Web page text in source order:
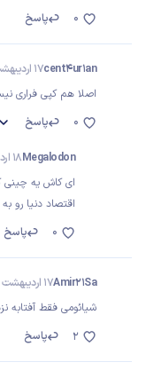
پاسخ
0
cent4ur1an17 اردیبهشت 1405
اصلا هم کپی فراری
پاسخ
0
Megalodon18 اردیبهشت 1405
ای کاش یه چینی
اقتصاد دنیا رو به
پاسخ
0
Amir21Sa17 اردیبهشت 1405
شیائومی فقط آفتابه
پاسخ
2